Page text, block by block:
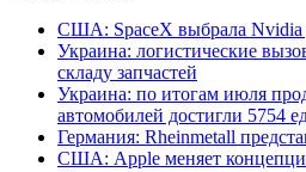
США: SpaceX выбрала Nvidia
Украина: логистические
складу запчастей
Украина: по итогам июля
автомобилей достигли 5754
Германия: Rheinmetall
США: Apple меняет